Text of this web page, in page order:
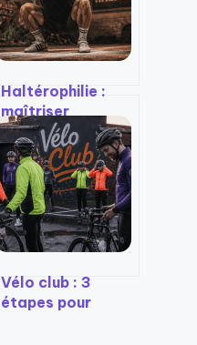
Haltérophilie :
maîtriser
l’arraché et
l’épaulé-jeté pour
transformer sa
puissance et sa
posture
Vélo club : 3
étapes pour